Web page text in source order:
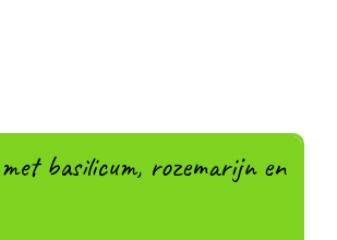
basilicum, rozemarijn en